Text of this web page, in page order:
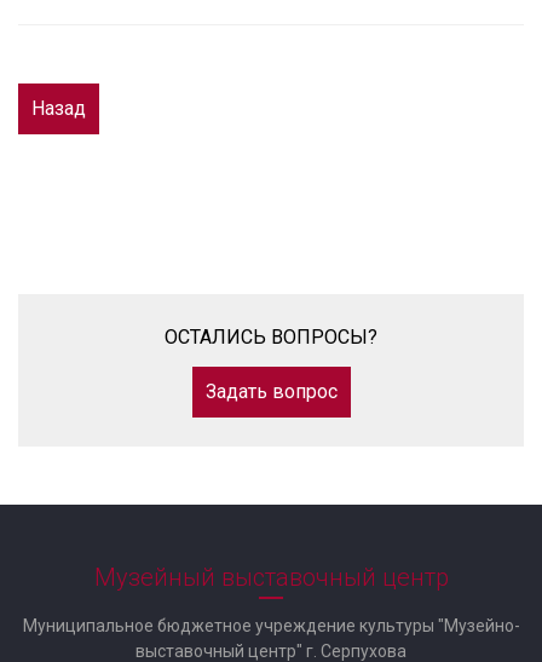
Назад
ОСТАЛИСЬ ВОПРОСЫ?
Задать вопрос
Музейный выставочный центр
Муниципальное бюджетное учреждение культуры "Музейно-
выставочный центр" г. Серпухова